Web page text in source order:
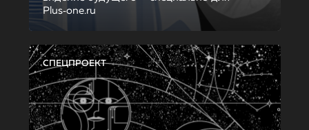
Plus‑one.ru
СПЕЦПРОЕКТ